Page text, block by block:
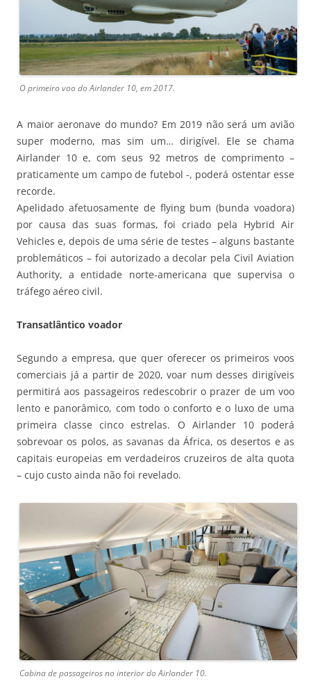
O primeiro voo do Airlander 10, em 2017.
A maior aeronave do mundo? Em 2019 não será um avião
super moderno, mas sim um… dirigível. Ele se chama
Airlander 10 e, com seus 92 metros de comprimento –
praticamente um campo de futebol -, poderá ostentar esse
recorde.
Apelidado afetuosamente de flying bum (bunda voadora)
por causa das suas formas, foi criado pela Hybrid Air
Vehicles e, depois de uma série de testes – alguns bastante
problemáticos – foi autorizado a decolar pela Civil Aviation
Authority, a entidade norte-americana que supervisa o
tráfego aéreo civil.
Transatlântico voador
Segundo a empresa, que quer oferecer os primeiros voos
comerciais já a partir de 2020, voar num desses dirigíveis
permitirá aos passageiros redescobrir o prazer de um voo
lento e panorâmico, com todo o conforto e o luxo de uma
primeira classe cinco estrelas. O Airlander 10 poderá
sobrevoar os polos, as savanas da África, os desertos e as
capitais europeias em verdadeiros cruzeiros de alta quota
– cujo custo ainda não foi revelado.
Cabina de passageiros no interior do Airlander 10.